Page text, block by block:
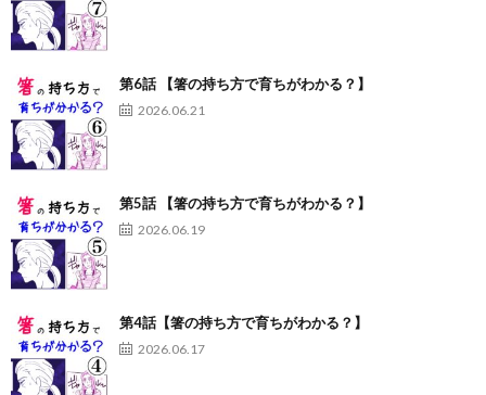
第6話 【箸の持ち方で育ちがわかる？】
2026.06.21
第5話 【箸の持ち方で育ちがわかる？】
2026.06.19
第4話【箸の持ち方で育ちがわかる？】
2026.06.17